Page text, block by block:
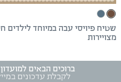
שטיח פיויסי עבה במיוחד לילדים
מצויירות
ברוכים הבאים
לקבלת עדכונים